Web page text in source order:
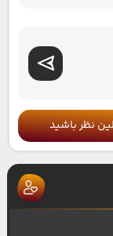
نظر باشید